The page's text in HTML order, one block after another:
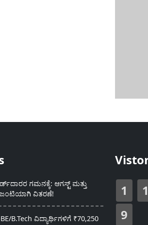
ಗಮನಕ್ಕೆ: ಆಗಸ್ಟ್ ಮತ್ತು
ವಿತರಣೆ!
B.Tech ವಿದ್ಯಾರ್ಥಿಗಳಿಗೆ ₹70,250
1
1
9